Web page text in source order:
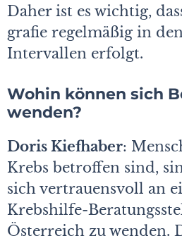
Daher ist es wichtig,
grafie regelmäßig in
Intervallen erfolgt.
Wohin können sich
wenden?
Doris Kiefhaber:
Krebs betroffen sind,
sich vertrauensvoll an
Krebshilfe-
Österreich zu wenden.